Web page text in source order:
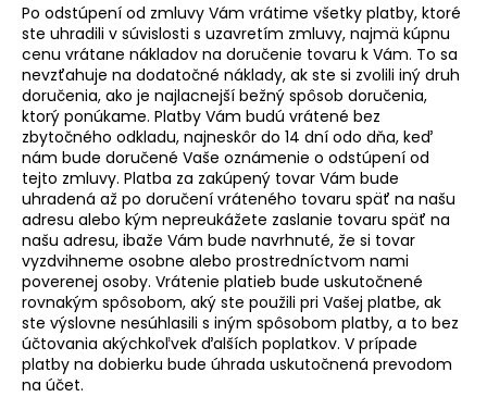
Po odstúpení od zmluvy Vám vrátime všetky platby, ktoré
ste uhradili v súvislosti s uzavretím zmluvy, najmä kúpnu
cenu vrátane nákladov na doručenie tovaru k Vám. To sa
nevzťahuje na dodatočné náklady, ak ste si zvolili iný druh
doručenia, ako je najlacnejší bežný spôsob doručenia,
ktorý ponúkame. Platby Vám budú vrátené bez
zbytočného odkladu, najneskôr do 14 dní odo dňa, keď
nám bude doručené Vaše oznámenie o odstúpení od
tejto zmluvy. Platba za zakúpený tovar Vám bude
uhradená až po doručení vráteného tovaru späť na našu
adresu alebo kým nepreukážete zaslanie tovaru späť na
našu adresu, ibaže Vám bude navrhnuté, že si tovar
vyzdvihneme osobne alebo prostredníctvom nami
poverenej osoby. Vrátenie platieb bude uskutočnené
rovnakým spôsobom, aký ste použili pri Vašej platbe, ak
ste výslovne nesúhlasili s iným spôsobom platby, a to bez
účtovania akýchkoľvek ďalších poplatkov. V prípade
platby na dobierku bude úhrada uskutočnená prevodom
na účet.